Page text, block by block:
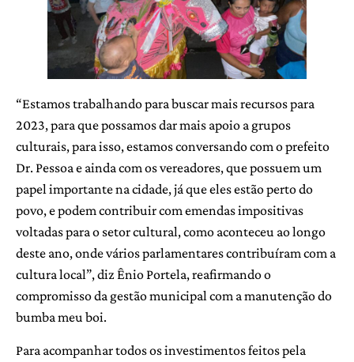
“Estamos trabalhando para buscar mais recursos para
2023, para que possamos dar mais apoio a grupos
culturais, para isso, estamos conversando com o prefeito
Dr. Pessoa e ainda com os vereadores, que possuem um
papel importante na cidade, já que eles estão perto do
povo, e podem contribuir com emendas impositivas
voltadas para o setor cultural, como aconteceu ao longo
deste ano, onde vários parlamentares contribuíram com a
cultura local”, diz Ênio Portela, reafirmando o
compromisso da gestão municipal com a manutenção do
bumba meu boi.
Para acompanhar todos os investimentos feitos pela